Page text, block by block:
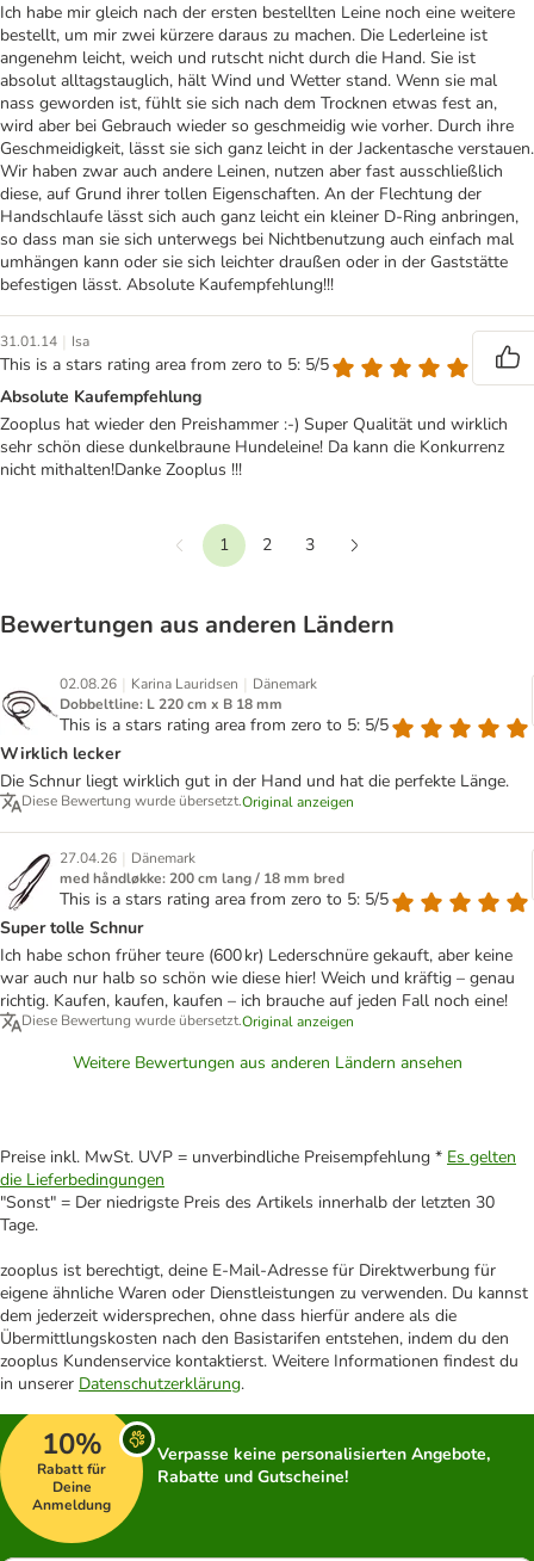
Ich habe mir gleich nach der ersten bestellten Leine noch eine weitere
bestellt, um mir zwei kürzere daraus zu machen. Die Lederleine ist
angenehm leicht, weich und rutscht nicht durch die Hand. Sie ist
absolut alltagstauglich, hält Wind und Wetter stand. Wenn sie mal
nass geworden ist, fühlt sie sich nach dem Trocknen etwas fest an,
wird aber bei Gebrauch wieder so geschmeidig wie vorher. Durch ihre
Geschmeidigkeit, lässt sie sich ganz leicht in der Jackentasche verstauen.
Wir haben zwar auch andere Leinen, nutzen aber fast ausschließlich
diese, auf Grund ihrer tollen Eigenschaften. An der Flechtung der
Handschlaufe lässt sich auch ganz leicht ein kleiner D-Ring anbringen,
so dass man sie sich unterwegs bei Nichtbenutzung auch einfach mal
umhängen kann oder sie sich leichter draußen oder in der Gaststätte
befestigen lässt. Absolute Kaufempfehlung!!!
31.01.14 | Isa
This is a stars rating area from zero to 5: 5/5
Absolute Kaufempfehlung
Zooplus hat wieder den Preishammer :-) Super Qualität und wirklich
sehr schön diese dunkelbraune Hundeleine! Da kann die Konkurrenz
nicht mithalten!Danke Zooplus !!!
Vorherige
1 2
3
Bewertungen aus anderen Ländern
02.08.26 | Karina Lauridsen | Dänemark
Dobbeltline: L 220 cm x B 18 mm
This is a stars rating area from zero to 5: 5/5
Wirklich lecker
Die Schnur liegt wirklich gut in der Hand und hat die perfekte Länge.
Diese Bewertung wurde übersetzt.Original anzeigen
27.04.26 | Dänemark
med håndløkke: 200 cm lang / 18 mm bred
This is a stars rating area from zero to 5: 5/5
Super tolle Schnur
Ich habe schon früher teure (600 kr) Lederschnüre gekauft, aber keine
war auch nur halb so schön wie diese hier! Weich und kräftig – genau
richtig. Kaufen, kaufen, kaufen – ich brauche auf jeden Fall noch eine!
Diese Bewertung wurde übersetzt.Original anzeigen
Weitere Bewertungen aus anderen Ländern ansehen
Preise inkl. MwSt. UVP = unverbindliche Preisempfehlung * Es gelten
die Lieferbedingungen
"Sonst" = Der niedrigste Preis des Artikels innerhalb der letzten 30
Tage.
zooplus ist berechtigt, deine E-Mail-Adresse für Direktwerbung für
eigene ähnliche Waren oder Dienstleistungen zu verwenden. Du kannst
dem jederzeit widersprechen, ohne dass hierfür andere als die
Übermittlungskosten nach den Basistarifen entstehen, indem du den
zooplus Kundenservice kontaktierst. Weitere Informationen findest du
in unserer Datenschutzerklärung.
10%
Rabatt für
Deine
Anmeldung
Verpasse keine personalisierten Angebote,
Rabatte und Gutscheine!